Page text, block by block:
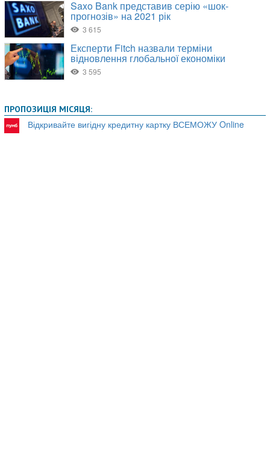
ПРОПОЗИЦІЯ МІСЯЦЯ:
Відкривайте вигідну кредитну картку ВСЕМОЖУ Online